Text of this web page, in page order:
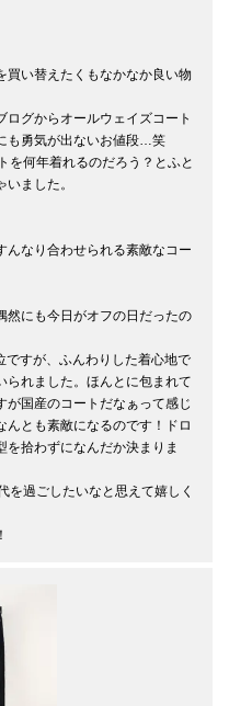
買い替えたくもなかなか良い物
グからオールウェイズコート
も勇気が出ないお値段…笑
を何年着れるのだろう？とふと
ました。
んなり合わせられる素敵なコー
然にも今日がオフの日だったの
すが、ふんわりした着心地で
られました。ほんとに包まれて
が国産のコートだなぁって感じ
んとも素敵になるのです！ドロ
を拾わずになんだか決まりま
を過ごしたいなと思えて嬉しく